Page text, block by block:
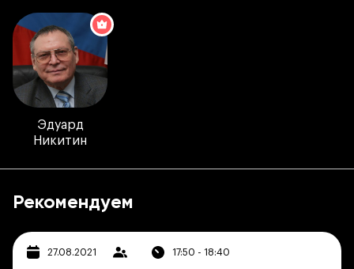
Эдуард
Никитин
Рекомендуем
27.08.2021 17:50 - 18:40